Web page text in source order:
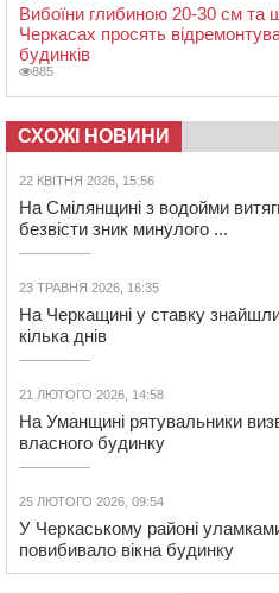
Вибоїни глибиною 20-30 см та
Черкасах просять
будинків
885
СХОЖІ НОВИНИ
22 КВІТНЯ 2026, 15:56
На Смілянщині з водойми
безвісти зник минулого ...
23 ТРАВНЯ 2026, 16:35
На Черкащині у ставку
кілька днів
21 ЛЮТОГО 2026, 14:58
На Уманщині рятувальники
власного будинку
25 ЛЮТОГО 2026, 09:54
У Черкаському районі
повибивало вікна будинку